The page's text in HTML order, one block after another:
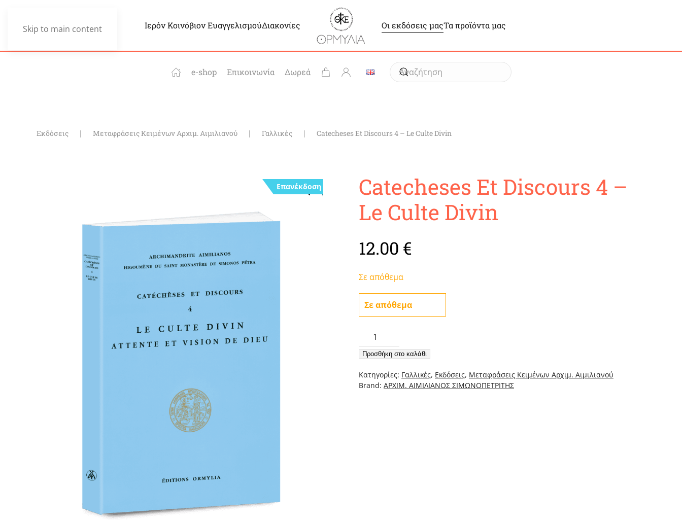
Skip to main content Ιερόν Κοινόβιον ΕυαγγελισμούΔιακονίες Οι εκδόσεις μαςΤα προϊόντα μας
e-shop Επικοινωνία Δωρεά
Εκδόσεις Μεταφράσεις Κειμένων Αρχιμ. Αιμιλιανού Γαλλικές Catecheses Et Discours 4 – Le Culte Divin
Επανέκδοση
Catecheses Et Discours 4 –
Le Culte Divin
12.00 €
Σε απόθεμα
Σε απόθεμα
Catecheses
Et
Discours
–
Προσθήκη στο καλάθι
Κατηγορίες: Γαλλικές, Εκδόσεις, Μεταφράσεις Κειμένων Αρχιμ. Αιμιλιανού
Brand: ΑΡΧΙΜ. ΑΙΜΙΛΙΑΝΟΣ ΣΙΜΩΝΟΠΕΤΡΙΤΗΣ